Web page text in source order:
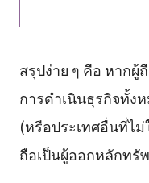
สรุปง่าย ๆ คือ หาก
การดำเนินธุรกิจทั้ง
(หรือประเทศอื่นที่ไ
ถือเป็นผู้ออกหลักทรั